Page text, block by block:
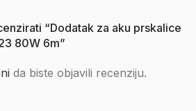
“Dodatak za aku prskalice
80W 6m”
da biste objavili recenziju.